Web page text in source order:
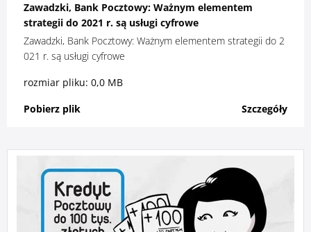
Zawadzki, Bank Pocztowy: Ważnym elementem
strategii do 2021 r. są usługi cyfrowe
Zawadzki, Bank Pocztowy: Ważnym elementem strategii do 2
021 r. są usługi cyfrowe
rozmiar pliku: 0,0 MB
Pobierz plik
Szczegóły